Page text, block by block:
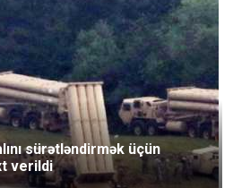
sürətləndirmək üçün
verildi